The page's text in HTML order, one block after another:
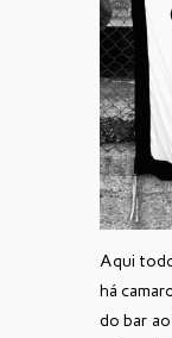
Aqui
há
do bar